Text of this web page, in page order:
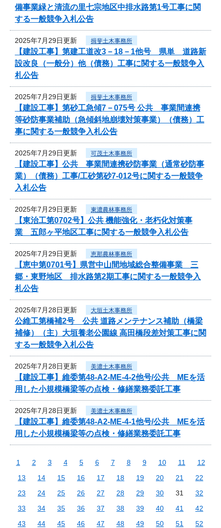
備事業緑と清流の里七宗地区中排水路第1号工事に関
する一般競争入札公告
2025年7月29日更新 揖斐土木事務所
【建設工事】第建工道改3－18－1他号 県単 道路新
設改良（一般分）他（債務）工事に関する一般競争入
札公告
2025年7月29日更新 揖斐土木事務所
【建設工事】第砂工急傾7－075号 公共 事業間連携
等砂防事業補助（急傾斜地崩壊対策事業）（債務）工
事に関する一般競争入札公告
2025年7月29日更新 可茂土木事務所
【建設工事】公共 事業間連携砂防事業（通常砂防事
業）（債務）工事/工砂第砂7-012号に関する一般競争
入札公告
2025年7月29日更新 東濃農林事務所
【東治工第0702号】公共 機能強化・老朽化対策事
業 五郎ヶ平地区工事に関する一般競争入札公告
2025年7月29日更新 恵那農林事務所
【恵中第0701号】県営中山間地域総合整備事業 三
郷・東野地区 排水路第2期工事に関する一般競争入
札公告
2025年7月28日更新 大垣土木事務所
公維工第橋補2号 公共 道路メンテナンス補助（橋梁
補修）（主）大垣養老公園線 高田橋段差対策工事に関
する一般競争入札公告
2025年7月28日更新 美濃土木事務所
【建設工事】維委第48-A2-ME-4-2他号/公共 MEを活
用した小規模橋梁等の点検・修繕業務委託工事
2025年7月28日更新 美濃土木事務所
【建設工事】維委第48-A2-ME-4-1他号/公共 MEを活
用した小規模橋梁等の点検・修繕業務委託工事
1 2 3 4 5 6 7 8 9 10 11
12
13
14 15 16 17 18 19 20 21
22
23
24 25 26 27 28 29 30 31
32
33
34 35 36 37 38 39 40 41
42
43
44 45 46 47 48 49 50 51
52